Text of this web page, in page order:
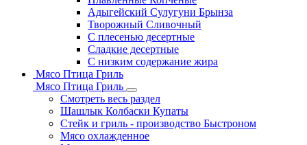
Адыгейский Сулугуни Брынза
Творожный Сливочный
С плесенью десертные
Сладкие десертные
С низким содержание жира
Мясо Птица Гриль
Мясо Птица Гриль
Смотреть весь раздел
Шашлык Колбаски Купаты
Стейк и гриль - производство Быстроном
Мясо охлажденное